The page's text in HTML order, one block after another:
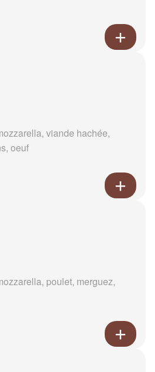
viande hachée,
oeuf
poulet, merguez,